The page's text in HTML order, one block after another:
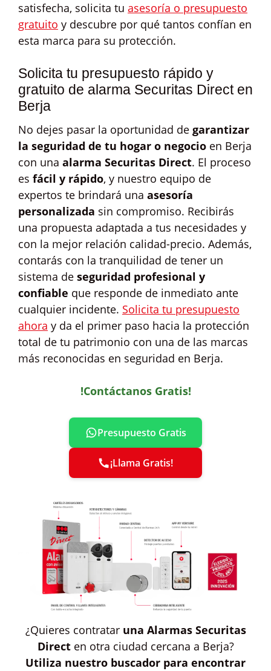
satisfecha, solicita tu asesoría o presupuesto
gratuito y descubre por qué tantos confían en
esta marca para su protección.
Solicita tu presupuesto rápido y
gratuito de alarma Securitas Direct en
Berja
No dejes pasar la oportunidad de garantizar
la seguridad de tu hogar o negocio en Berja
con una alarma Securitas Direct. El proceso
es fácil y rápido, y nuestro equipo de
expertos te brindará una asesoría
personalizada sin compromiso. Recibirás
una propuesta adaptada a tus necesidades y
con la mejor relación calidad-precio. Además,
contarás con la tranquilidad de tener un
sistema de seguridad profesional y
confiable que responde de inmediato ante
cualquier incidente. Solicita tu presupuesto
ahora y da el primer paso hacia la protección
total de tu patrimonio con una de las marcas
más reconocidas en seguridad en Berja.
!Contáctanos Gratis!
Presupuesto Gratis
¡Llama Gratis!
¿Quieres contratar una Alarmas Securitas
Directen otra ciudad cercana a Berja?
Utiliza nuestro buscador para encontrar